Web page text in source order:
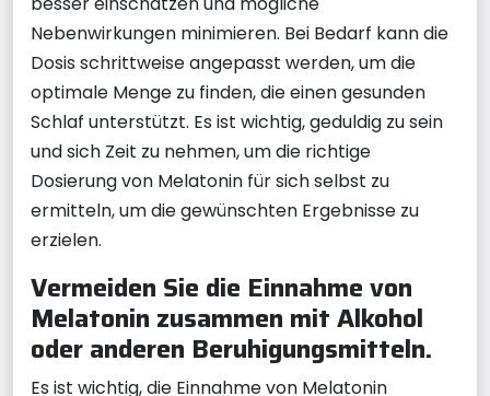
Nebenwirkungen minimieren. Bei Bedarf kann die
Dosis schrittweise angepasst werden, um die
optimale Menge zu finden, die einen gesunden
Schlaf unterstützt. Es ist wichtig, geduldig zu sein
und sich Zeit zu nehmen, um die richtige
Dosierung von Melatonin für sich selbst zu
ermitteln, um die gewünschten Ergebnisse zu
erzielen.
Vermeiden Sie die Einnahme von
Melatonin zusammen mit Alkohol
oder anderen Beruhigungsmitteln.
Es ist wichtig, die Einnahme von Melatonin